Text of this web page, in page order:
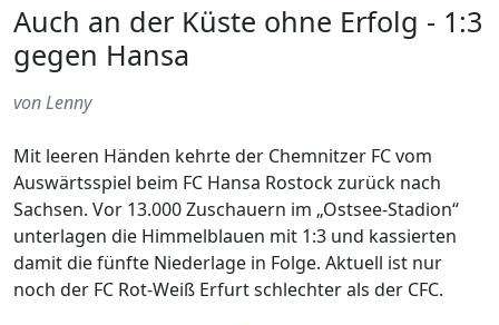
Auch an der Küste ohne Erfolg - 1:3
gegen Hansa
von Lenny
Mit leeren Händen kehrte der Chemnitzer FC vom
Auswärtsspiel beim FC Hansa Rostock zurück nach
Sachsen. Vor 13.000 Zuschauern im „Ostsee-Stadion“
unterlagen die Himmelblauen mit 1:3 und kassierten
damit die fünfte Niederlage in Folge. Aktuell ist nur
noch der FC Rot-Weiß Erfurt schlechter als der CFC.